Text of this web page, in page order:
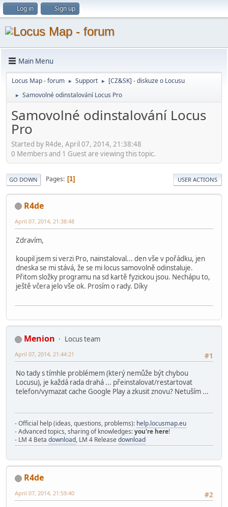
Log in Sign up
Main Menu
Locus Map - forum ► Support ► [CZ&SK] - diskuze o Locusu
► Samovolné odinstalování Locus Pro
Samovolné odinstalování Locus
Pro
Started by R4de, April 07, 2014, 21:38:48
0 Members and 1 Guest are viewing this topic.
GO DOWN Pages 1 USER ACTIONS
R4de
April 07, 2014, 21:38:48
Zdravím,
koupil jsem si verzi Pro, nainstaloval... den vše v pořádku, jen
dneska se mi stává, že se mi locus samovolně odinstaluje.
Přitom složky programu na sd kartě fyzickou jsou. Nechápu to,
ještě včera jelo vše ok. Prosím o rady. Díky
Menion
Locus team
#1
April 07, 2014, 21:44:21
No tady s tímhle problémem (který nemůže být chybou
Locusu), je každá rada drahá ... přeinstalovat/restartovat
telefon/vymazat cache Google Play a zkusit znovu? Netuším ...
- Official help (ideas, questions, problems): help.locusmap.eu
- Advanced topics, sharing of knowledges:you're here!
- LM 4 Beta download, LM 4 Release download
R4de
#2
April 07, 2014, 21:59:40